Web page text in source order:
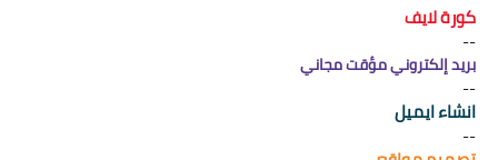
كورة لايف
--
بريد إلكتروني مؤقت مجاني
--
انشاء ايميل
--